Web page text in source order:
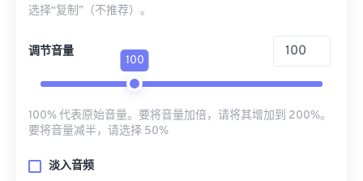
选择“复制”（不推荐）。
调节音量
100
100% 代表原始音量。要将音量加倍，请将其增加到 200%。
要将音量减半，请选择 50%
淡入音频